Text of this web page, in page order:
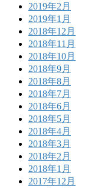
2019年2月
2019年1月
2018年12月
2018年11月
2018年10月
2018年9月
2018年8月
2018年7月
2018年6月
2018年5月
2018年4月
2018年3月
2018年2月
2018年1月
2017年12月